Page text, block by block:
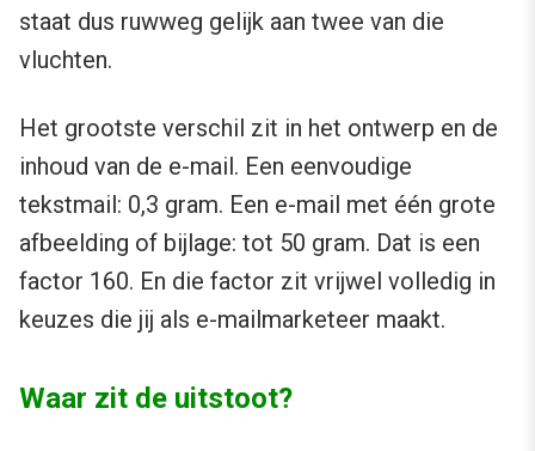
staat dus ruwweg gelijk aan twee van die
vluchten.
Het grootste verschil zit in het ontwerp en de
inhoud van de e-mail. Een eenvoudige
tekstmail: 0,3 gram. Een e-mail met één grote
afbeelding of bijlage: tot 50 gram. Dat is een
factor 160. En die factor zit vrijwel volledig in
keuzes die jij als e-mailmarketeer maakt.
Waar zit de uitstoot?